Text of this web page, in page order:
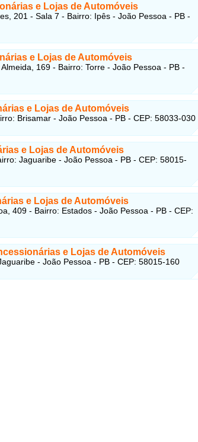
e Lojas de Automóveis
201 - Sala 7 - Bairro: Ipês - João Pessoa - PB -
e Lojas de Automóveis
169 - Bairro: Torre - João Pessoa - PB -
e Lojas de Automóveis
Brisamar - João Pessoa - PB - CEP: 58033-030
e Lojas de Automóveis
Jaguaribe - João Pessoa - PB - CEP: 58015-
e Lojas de Automóveis
409 - Bairro: Estados - João Pessoa - PB - CEP:
e Lojas de Automóveis
- João Pessoa - PB - CEP: 58015-160